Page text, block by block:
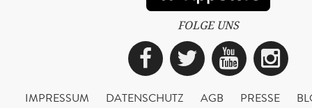
FOLGE UNS
Facebook
Twitter
IMPRESSUM DATENSCHUTZ AGB PRESSE